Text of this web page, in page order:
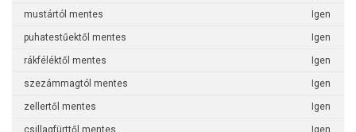
mustártól mentes Igen
puhatestűektől mentes Igen
rákféléktől mentes Igen
szezámmagtól mentes Igen
zellertől mentes Igen